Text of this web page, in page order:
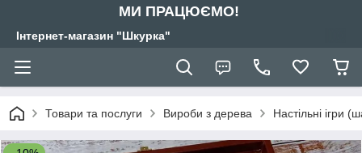
МИ ПРАЦЮЄМО!
Інтернет-магазин "Шкурка"
Товари та послуги Вироби з дерева Настільні ігри